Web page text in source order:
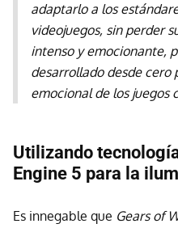
adaptarlo a los
videojuegos, sin perder
intenso y emocionante,
desarrollado desde cero
emocional de los juegos
Utilizando
Engine 5 para la
Es innegable que Gears of